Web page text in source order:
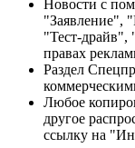
Новости с
"Заявление",
"Тест-
правах
Раздел
Любое
другое
ссылку на